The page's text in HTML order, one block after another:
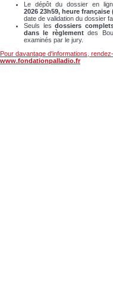
Le dépôt du dossier en
2026 23h59, heure française
date de validation du dossier
Seuls lesdossiers
dans le règlementdes
examinés par le jury.
Pour davantage d'informations,
www.fondationpalladio.fr